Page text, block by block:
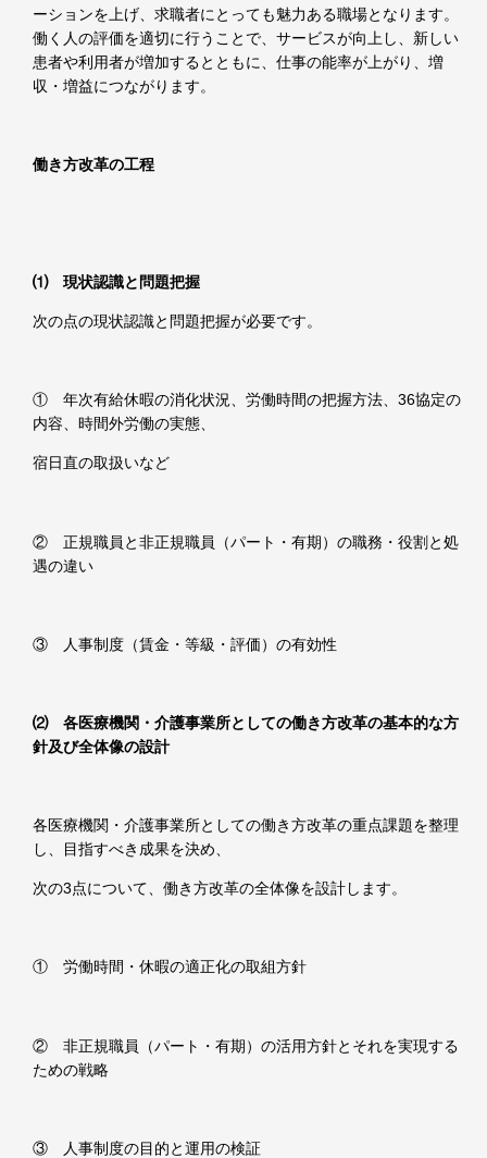
ーションを上げ、求職者にとっても魅力ある職場となります。
働く人の評価を適切に行うことで、サービスが向上し、新しい
患者や利用者が増加するとともに、仕事の能率が上がり、増
収・増益につながります。
働き方改革の工程
⑴ 現状認識と問題把握
次の点の現状認識と問題把握が必要です。
① 年次有給休暇の消化状況、労働時間の把握方法、36協定の
内容、時間外労働の実態、
宿日直の取扱いなど
② 正規職員と非正規職員（パート・有期）の職務・役割と処
遇の違い
③ 人事制度（賃金・等級・評価）の有効性
⑵ 各医療機関・介護事業所としての働き方改革の基本的な方
針及び全体像の設計
各医療機関・介護事業所としての働き方改革の重点課題を整理
し、目指すべき成果を決め、
次の3点について、働き方改革の全体像を設計します。
① 労働時間・休暇の適正化の取組方針
② 非正規職員（パート・有期）の活用方針とそれを実現する
ための戦略
③ 人事制度の目的と運用の検証